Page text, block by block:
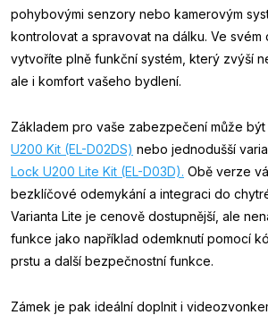
pohybovými senzory nebo kamerovým
kontrolovat a spravovat na dálku. Ve svém
vytvoříte plně funkční systém, který zvýší
ale i komfort vašeho bydlení.
Základem pro vaše zabezpečení může být
U200 Kit (EL-D02DS) nebo jednodušší
Lock U200 Lite Kit (EL-D03D). Obě verze
bezklíčové odemykání a integraci do
Varianta Lite je cenově dostupnější, ale
funkce jako například odemknutí pomocí
prstu a další bezpečnostní funkce.
Zámek je pak ideální doplnit i